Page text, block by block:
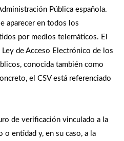
Pública española.
aparecer en todos los
por medios telemáticos. El
de Acceso Electrónico de los
conocida también como
el CSV está referenciado
de verificación vinculado a la
o entidad y, en su caso, a la